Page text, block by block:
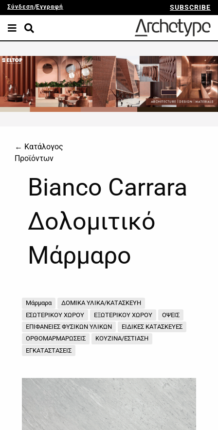
Σύνδεση/Εγγραφή SUBSCRIBE
← Κατάλογος
Προϊόντων
Bianco Carrara
Δολομιτικό
Μάρμαρο
Μάρμαρα
ΔΟΜΙΚΑ ΥΛΙΚΑ/ΚΑΤΑΣΚΕΥΗ
ΕΣΩΤΕΡΙΚΟΥ ΧΩΡΟΥ
ΕΞΩΤΕΡΙΚΟΥ ΧΩΡΟΥ
ΟΨΕΙΣ
ΕΠΙΦΑΝΕΙΕΣ ΦΥΣΙΚΩΝ ΥΛΙΚΩΝ
ΕΙΔΙΚΕΣ ΚΑΤΑΣΚΕΥΕΣ
ΟΡΘΟΜΑΡΜΑΡΩΣΕΙΣ
ΚΟΥΖΙΝΑ/ΕΣΤΙΑΣΗ
ΕΓΚΑΤΑΣΤΑΣΕΙΣ